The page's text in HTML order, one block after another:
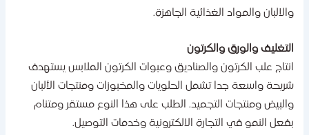
والمواد الغذائية الجاهزة.
والورق والكرتون
علب الكرتون والصناديق وعبوات الكرتون الملابس يستهدف
واسعة جدا تشمل الحلويات والمخبوزات ومنتجات الألبان
ومنتجات التجميد. الطلب على هذا النوع مستقر ومتنام
النمو في التجارة الالكترونية وخدمات التوصيل.